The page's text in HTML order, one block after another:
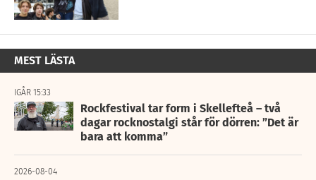
MEST LÄSTA
IGÅR 15:33
Rockfestival tar form i Skellefteå – två
dagar rocknostalgi står för dörren: ”Det är
bara att komma”
2026-08-04